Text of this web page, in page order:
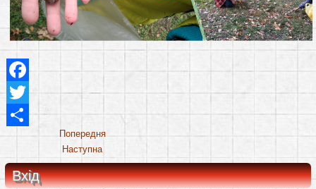
Facebook
Twitter
Попередня
Наступна
Вхід